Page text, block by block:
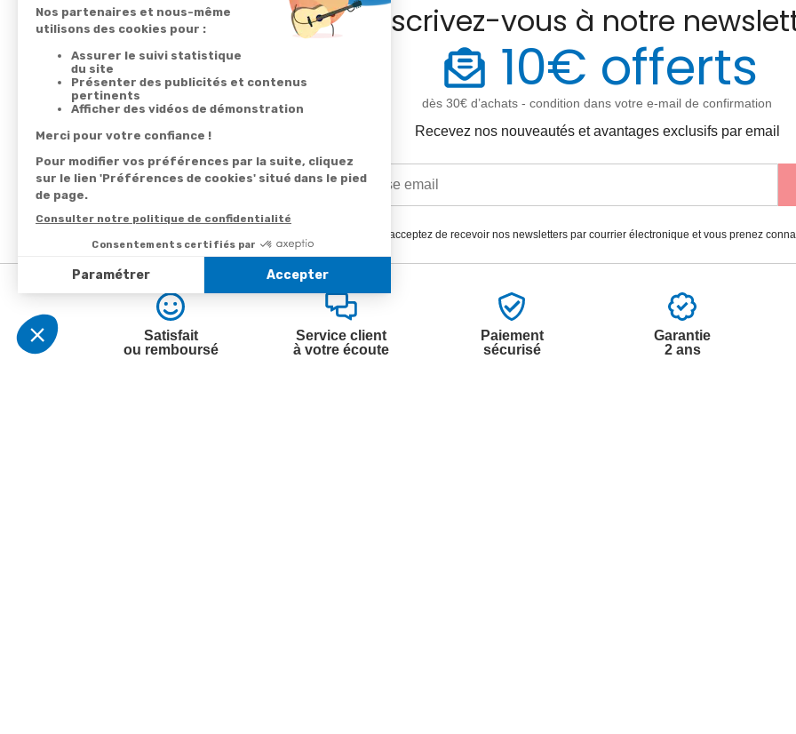
Inscrivez-vous à notre
10€ offerts
dès 30€ d’achats - condition dans votre e-mail de confirmation
Recevez nos nouveautés et avantages exclusifs par email
En renseignant votre adresse email vous acceptez de recevoir nos newsletters par courrier électronique et vous prenez
Satisfait
ou remboursé
Service client
à votre écoute
Paiement
sécurisé
Garantie
2 ans